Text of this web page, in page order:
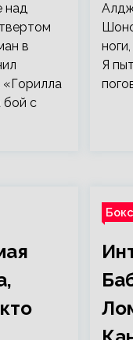
над
в
бой с
Я
Бокс